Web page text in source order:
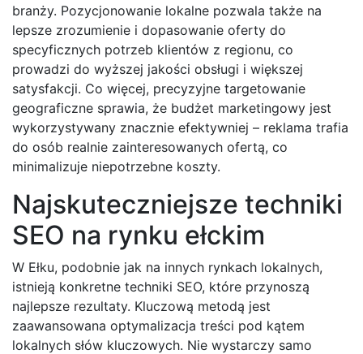
branży. Pozycjonowanie lokalne pozwala także na
lepsze zrozumienie i dopasowanie oferty do
specyficznych potrzeb klientów z regionu, co
prowadzi do wyższej jakości obsługi i większej
satysfakcji. Co więcej, precyzyjne targetowanie
geograficzne sprawia, że budżet marketingowy jest
wykorzystywany znacznie efektywniej – reklama trafia
do osób realnie zainteresowanych ofertą, co
minimalizuje niepotrzebne koszty.
Najskuteczniejsze techniki
SEO na rynku ełckim
W Ełku, podobnie jak na innych rynkach lokalnych,
istnieją konkretne techniki SEO, które przynoszą
najlepsze rezultaty. Kluczową metodą jest
zaawansowana optymalizacja treści pod kątem
lokalnych słów kluczowych. Nie wystarczy samo